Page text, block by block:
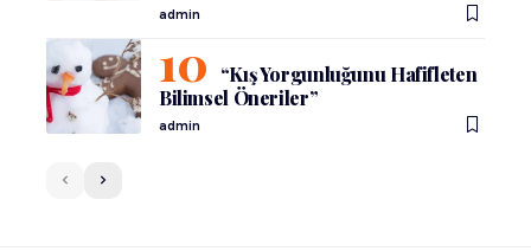
admin
“Kış Yorgunluğunu Hafifleten
Bilimsel Öneriler”
admin